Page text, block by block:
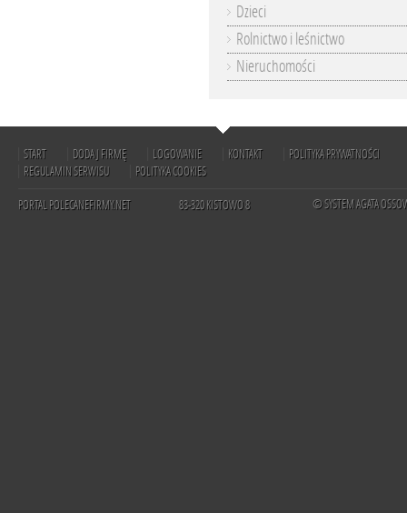
Dzieci
Rolnictwo i leśnictwo
Nieruchomości
START DODAJ FIRMĘ LOGOWANIE KONTAKT
POLITYKA PRYWATNOŚCI
REGULAMIN SERWISU
POLITYKA COOKIES
PORTAL POLECANEFIRMY.NET 83-320 KISTOWO 8 © SYSTEM AGATA